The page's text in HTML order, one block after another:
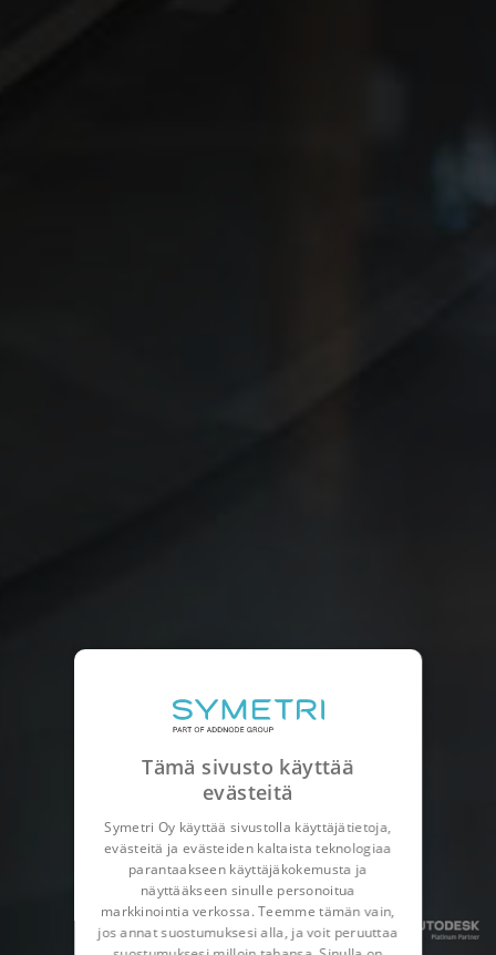
Tämä sivusto käyttää
evästeitä
Symetri Oy käyttää sivustolla käyttäjätietoja,
evästeitä ja evästeiden kaltaista teknologiaa
parantaakseen käyttäjäkokemusta ja
näyttääkseen sinulle personoitua
markkinointia verkossa. Teemme tämän vain,
jos annat suostumuksesi alla, ja voit peruuttaa